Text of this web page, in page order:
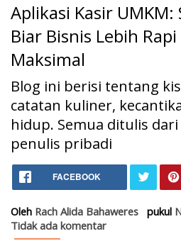
Aplikasi Kasir UMKM:
Biar Bisnis Lebih
Maksimal
Blog ini berisi tentang
catatan kuliner,
hidup. Semua ditulis
penulis pribadi
Home
Gaya Hidup
Aplikasi Kasir
FACEBOOK
Oleh Rach Alida Bahaweres pukul
Tidak ada komentar